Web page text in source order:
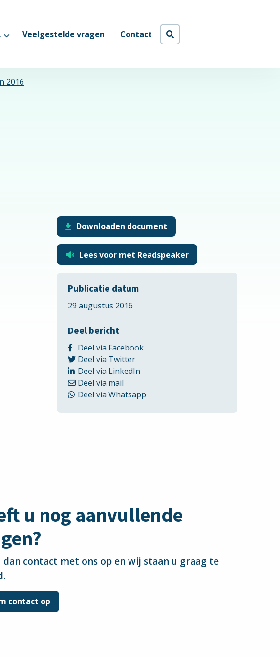
Veelgestelde vragen Contact
zoekpagina
2016
Downloaden document
Lees voor met Readspeaker
Publicatie datum
29 augustus 2016
Deel bericht
Deel via FacebookDelen
Deel via TwitterDelen
via
Deel via LinkedInDelen
LinkedIn
Deel via mailDelen
via
Deel via WhatsappDelen
u nog aanvullende
dan contact met ons op en wij staan u graag te
contact op